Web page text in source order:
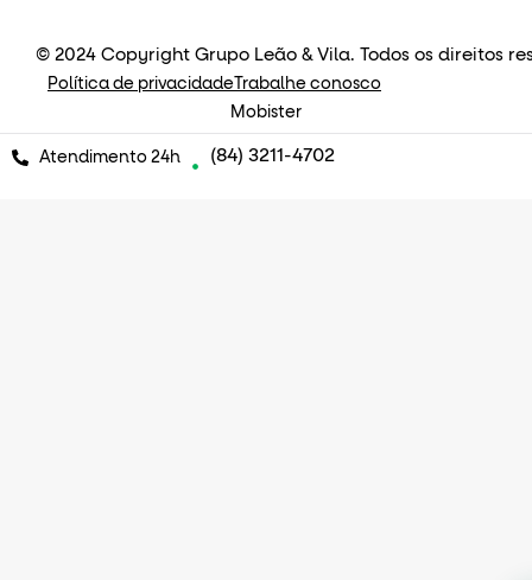
© 2024 Copyright Grupo Leão & Vila. Todos os direitos
Política de privacidadeTrabalhe conosco
Mobister
Atendimento 24h (84) 3211-4702